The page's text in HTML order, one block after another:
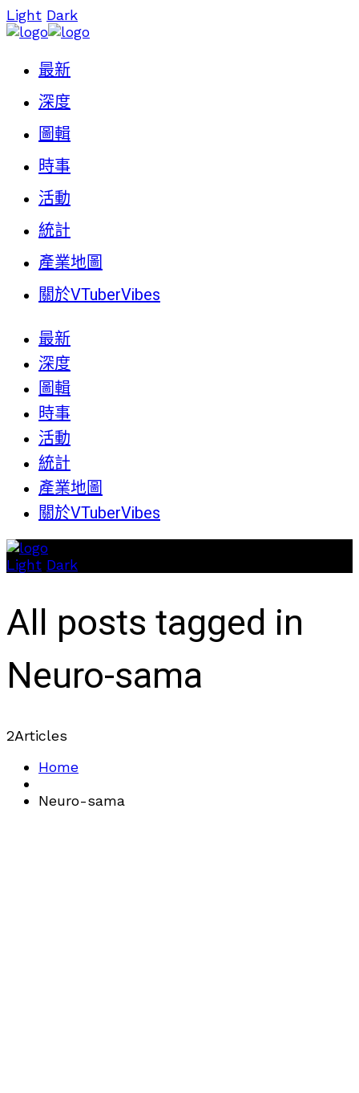
Light Dark
最新
深度
圖輯
時事
活動
統計
產業地圖
關於VTuberVibes
最新
深度
圖輯
時事
活動
統計
產業地圖
關於VTuberVibes
Light Dark
All posts tagged in
Neuro-sama
2Articles
Home
Neuro-sama